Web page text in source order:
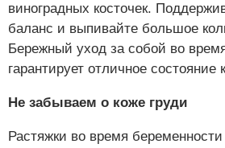
виноградных косточек.
баланс и выпивайте большое
Бережный уход за собой во
гарантирует отличное состояние
Не забываем о коже груди
Растяжки во время беременности